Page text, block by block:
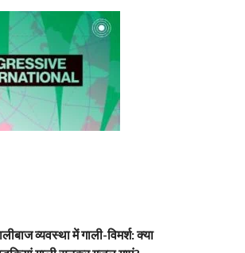
व्‍यवस्‍था में गाली-विमर्श: क्या